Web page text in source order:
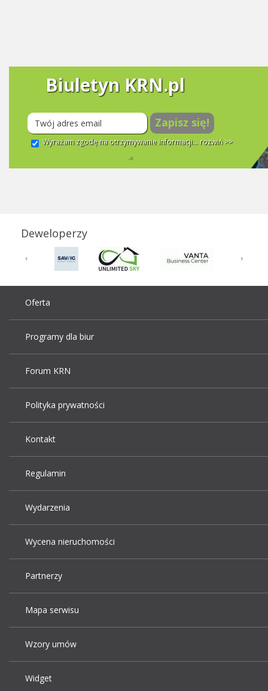
Biuletyn KRN.pl
Zapisz się!
Wyrażam zgodę na otrzymywanie informacji... rozwiń >>
Deweloperzy
Oferta
Programy dla biur
Forum KRN
Polityka prywatności
Kontakt
Regulamin
Wydarzenia
Wycena nieruchomości
Partnerzy
Mapa serwisu
Wzory umów
Widget